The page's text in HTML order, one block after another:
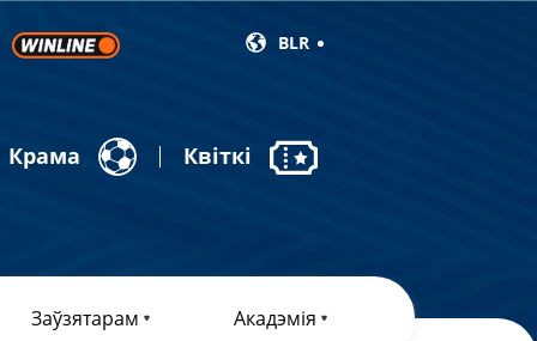
BLR
Крама Квіткі
Заўзятарам Акадэмія